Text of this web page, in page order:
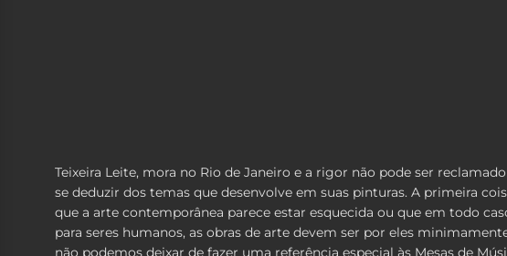
Teixeira Leite, mora no Rio de Janeiro e a rigor não pode ser
se deduzir dos temas que desenvolve em suas pinturas. A primeira
que a arte contemporânea parece estar esquecida ou que em todo
para seres humanos, as obras de arte devem ser por eles
não podemos deixar de fazer uma referência especial às Mesas de